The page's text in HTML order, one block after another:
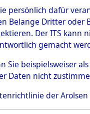
US-
persönlich dafür
Belange Dritter
Der ITS
gemacht
Sie beispielsweiser
Daten nicht
der Arolsen